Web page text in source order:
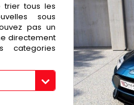
trier tous les
sous
pas un
directement
categories